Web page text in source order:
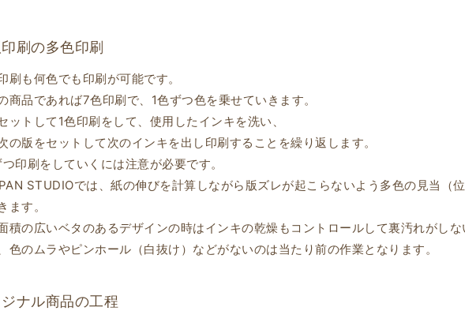
刷の多色印刷
刷も何色でも印刷が可能です。
商品であれば7色印刷で、1色ずつ色を乗せていきます。
ットして1色印刷をして、使用したインキを洗い、
の版をセットして次のインキを出し印刷することを繰り返します。
つ印刷をしていくには注意が必要です。
STUDIOでは、紙の伸びを計算しながら版ズレが起こらないよう多色の見当（
ます。
積の広いベタのあるデザインの時はインキの乾燥もコントロールして裏汚れがし
色のムラやピンホール（白抜け）などがないのは当たり前の作業となります。
ナル商品の工程